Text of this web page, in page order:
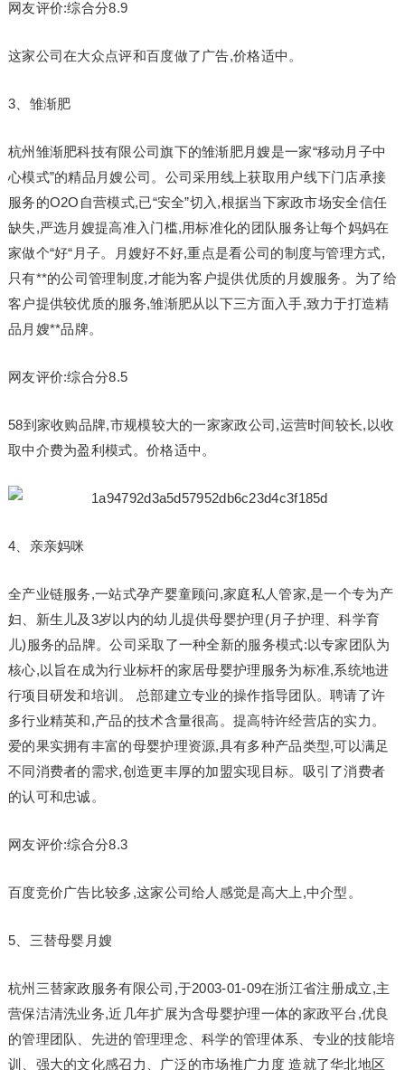
网友评价:综合分8.9
这家公司在大众点评和百度做了广告,价格适中。
3、雏渐肥
杭州雏渐肥科技有限公司旗下的雏渐肥月嫂是一家“移动月子中
心模式”的精品月嫂公司。公司采用线上获取用户线下门店承接
服务的O2O自营模式,已“安全”切入,根据当下家政市场安全信任
缺失,严选月嫂提高准入门槛,用标准化的团队服务让每个妈妈在
家做个“好“月子。月嫂好不好,重点是看公司的制度与管理方式,
只有**的公司管理制度,才能为客户提供优质的月嫂服务。为了给
客户提供较优质的服务,雏渐肥从以下三方面入手,致力于打造精
品月嫂**品牌。
网友评价:综合分8.5
58到家收购品牌,市规模较大的一家家政公司,运营时间较长,以收
取中介费为盈利模式。价格适中。
4、亲亲妈咪
全产业链服务,一站式孕产婴童顾问,家庭私人管家,是一个专为产
妇、新生儿及3岁以内的幼儿提供母婴护理(月子护理、科学育
儿)服务的品牌。公司采取了一种全新的服务模式:以专家团队为
核心,以旨在成为行业标杆的家居母婴护理服务为标准,系统地进
行项目研发和培训。 总部建立专业的操作指导团队。聘请了许
多行业精英和,产品的技术含量很高。提高特许经营店的实力。
爱的果实拥有丰富的母婴护理资源,具有多种产品类型,可以满足
不同消费者的需求,创造更丰厚的加盟实现目标。吸引了消费者
的认可和忠诚。
网友评价:综合分8.3
百度竞价广告比较多,这家公司给人感觉是高大上,中介型。
5、三替母婴月嫂
杭州三替家政服务有限公司,于2003-01-09在浙江省注册成立,主
营保洁清洗业务,近几年扩展为含母婴护理一体的家政平台,优良
的管理团队、先进的管理理念、科学的管理体系、专业的技能培
训、强大的文化感召力、广泛的市场推广力度 造就了华北地区